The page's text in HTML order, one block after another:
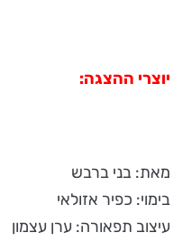
יוצרי ההצגה:
מאת: בני ברבש
בימוי: כפיר אזולאי
עיצוב תפאורה: ערן עצמון